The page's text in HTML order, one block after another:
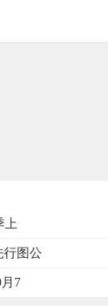
上
行图公
7